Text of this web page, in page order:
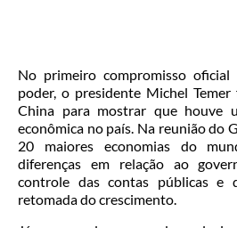
No primeiro compromisso
poder, o presidente Michel
China para mostrar que houve
econômica no país. Na reunião do
20 maiores economias do
diferenças em relação ao
controle das contas públicas e
retomada do crescimento.